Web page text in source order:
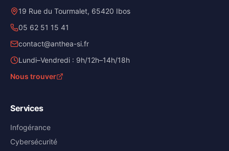
19 Rue du Tourmalet, 65420 Ibos
05 62 51 15 41
contact@anthea-si.fr
Lundi–Vendredi : 9h/12h–14h/18h
Nous trouver
Services
Infogérance
Cybersécurité